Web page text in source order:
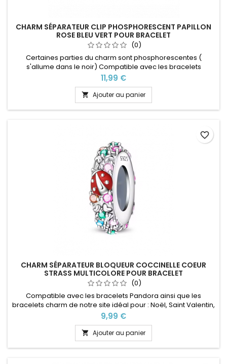
CHARM SÉPARATEUR CLIP PHOSPHORESCENT PAPILLON
ROSE BLEU VERT POUR BRACELET
(0)
Certaines parties du charm sont phosphorescentes (
s'allume dans le noir) Compatible avec les bracelets
Pandora ainsi que les bracelets de notre site idéal pour :
Noël, Saint Valentin, anniversaire, anniversaire de mariage
Prix
11,99 €
 Ajouter au panier
CHARM SÉPARATEUR BLOQUEUR COCCINELLE COEUR
STRASS MULTICOLORE POUR BRACELET
(0)
Compatible avec les bracelets Pandora ainsi que les
bracelets charm de notre site idéal pour : Noël, Saint Valentin,
anniversaire, anniversaire de mariage Présence d'une
bague en silicone à l'intérieur pour éviter de coulisser
Prix
9,99 €
 Ajouter au panier
favorite_border